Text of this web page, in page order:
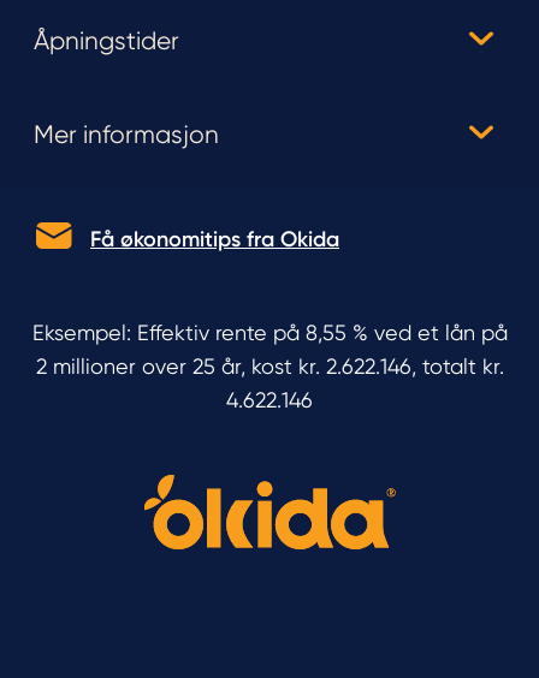
Åpningstider
Mer informasjon
Få økonomitips fra Okida
Eksempel: Effektiv rente på 8,55 % ved et lån på
2 millioner over 25 år, kost kr. 2.622.146, totalt kr.
4.622.146